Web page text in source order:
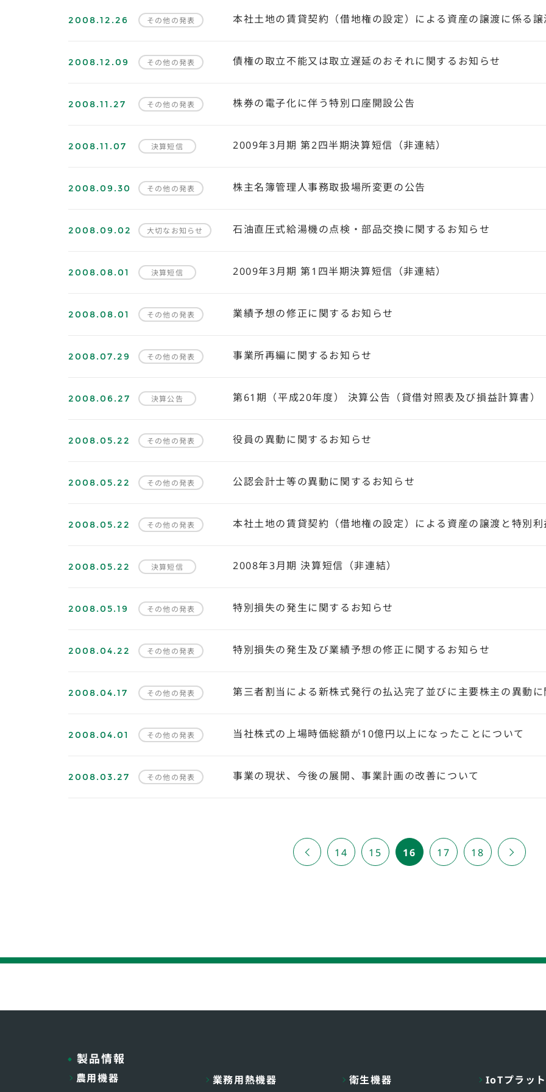
2008.12.26 その他の発表 本社土地の賃貸契約（借地権の設定）による資産の譲渡に係る
2008.12.09 その他の発表 債権の取立不能又は取立遅延のおそれに関するお知らせ
2008.11.27 その他の発表 株券の電子化に伴う特別口座開設公告
2008.11.07 決算短信 2009年3月期 第2四半期決算短信（非連結）
2008.09.30 その他の発表 株主名簿管理人事務取扱場所変更の公告
2008.09.02 大切なお知らせ 石油直圧式給湯機の点検・部品交換に関するお知らせ
2008.08.01 決算短信 2009年3月期 第1四半期決算短信（非連結）
2008.08.01 その他の発表 業績予想の修正に関するお知らせ
2008.07.29 その他の発表 事業所再編に関するお知らせ
2008.06.27 決算公告 第61期（平成20年度） 決算公告（貸借対照表及び損益計算書）
2008.05.22 その他の発表 役員の異動に関するお知らせ
2008.05.22 その他の発表 公認会計士等の異動に関するお知らせ
2008.05.22 その他の発表 本社土地の賃貸契約（借地権の設定）による資産の譲渡と特別
2008.05.22 決算短信 2008年3月期 決算短信（非連結）
2008.05.19 その他の発表 特別損失の発生に関するお知らせ
2008.04.22 その他の発表 特別損失の発生及び業績予想の修正に関するお知らせ
2008.04.17 その他の発表 第三者割当による新株式発行の払込完了並びに主要株主の異動
2008.04.01 その他の発表 当社株式の上場時価総額が10億円以上になったことについて
2008.03.27 その他の発表 事業の現状、今後の展開、事業計画の改善について
« 14 15 16 17 18 »
製品情報
農用機器 業務用熱機器 衛生機器 IoTプラッ